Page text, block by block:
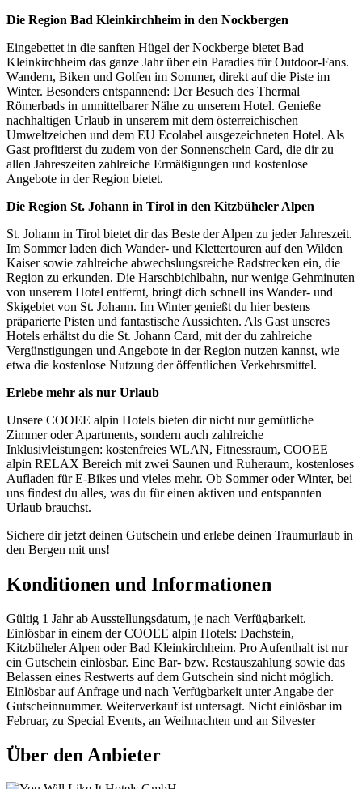
Die Region Bad Kleinkirchheim in den Nockbergen
Eingebettet in die sanften Hügel der Nockberge bietet Bad
Kleinkirchheim das ganze Jahr über ein Paradies für Outdoor-Fans.
Wandern, Biken und Golfen im Sommer, direkt auf die Piste im
Winter. Besonders entspannend: Der Besuch des Thermal
Römerbads in unmittelbarer Nähe zu unserem Hotel. Genieße
nachhaltigen Urlaub in unserem mit dem österreichischen
Umweltzeichen und dem EU Ecolabel ausgezeichneten Hotel. Als
Gast profitierst du zudem von der Sonnenschein Card, die dir zu
allen Jahreszeiten zahlreiche Ermäßigungen und kostenlose
Angebote in der Region bietet.
Die Region St. Johann in Tirol in den Kitzbüheler Alpen
St. Johann in Tirol bietet dir das Beste der Alpen zu jeder Jahreszeit.
Im Sommer laden dich Wander- und Klettertouren auf den Wilden
Kaiser sowie zahlreiche abwechslungsreiche Radstrecken ein, die
Region zu erkunden. Die Harschbichlbahn, nur wenige Gehminuten
von unserem Hotel entfernt, bringt dich schnell ins Wander- und
Skigebiet von St. Johann. Im Winter genießt du hier bestens
präparierte Pisten und fantastische Aussichten. Als Gast unseres
Hotels erhältst du die St. Johann Card, mit der du zahlreiche
Vergünstigungen und Angebote in der Region nutzen kannst, wie
etwa die kostenlose Nutzung der öffentlichen Verkehrsmittel.
Erlebe mehr als nur Urlaub
Unsere COOEE alpin Hotels bieten dir nicht nur gemütliche
Zimmer oder Apartments, sondern auch zahlreiche
Inklusivleistungen: kostenfreies WLAN, Fitnessraum, COOEE
alpin RELAX Bereich mit zwei Saunen und Ruheraum, kostenloses
Aufladen für E-Bikes und vieles mehr. Ob Sommer oder Winter, bei
uns findest du alles, was du für einen aktiven und entspannten
Urlaub brauchst.
Sichere dir jetzt deinen Gutschein und erlebe deinen Traumurlaub in
den Bergen mit uns!
Konditionen und Informationen
Gültig 1 Jahr ab Ausstellungsdatum, je nach Verfügbarkeit.
Einlösbar in einem der COOEE alpin Hotels: Dachstein,
Kitzbüheler Alpen oder Bad Kleinkirchheim. Pro Aufenthalt ist nur
ein Gutschein einlösbar. Eine Bar- bzw. Restauszahlung sowie das
Belassen eines Restwerts auf dem Gutschein sind nicht möglich.
Einlösbar auf Anfrage und nach Verfügbarkeit unter Angabe der
Gutscheinnummer. Weiterverkauf ist untersagt. Nicht einlösbar im
Februar, zu Special Events, an Weihnachten und an Silvester
Über den Anbieter